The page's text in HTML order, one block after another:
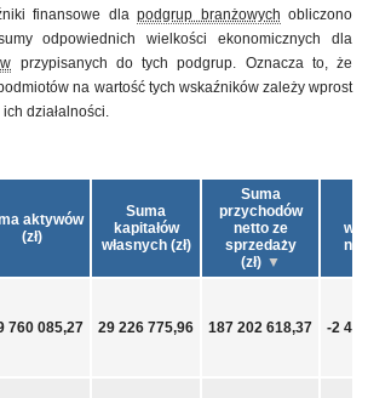
finansowe dlapodgrup branżowych obliczono
odpowiednich wielkości ekonomicznych dla
przypisanych do tych podgrup. Oznacza to, że
na wartość tych wskaźników zależy wprost
działalności.
aktywów
(zł)
Suma
kapitałów
własnych (zł)
Suma
przychodów
netto ze
sprzedaży
(zł)
760 085,27 29 226 775,96 187 202 618,37 -2